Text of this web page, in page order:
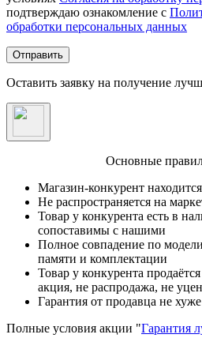
подтверждаю ознакомление с
обработки персональных данных
Отправить
Оставить заявку на получение
Основные
Магазин-конкурент
Не распространяется на
Товар у конкурента есть в
сопоставимы с нашими
Полное совпадение по
памяти и комплектации
Товар у конкурента
акция, не распродажа, не
Гарантия от продавца не
Полные условия акции "Гарантия